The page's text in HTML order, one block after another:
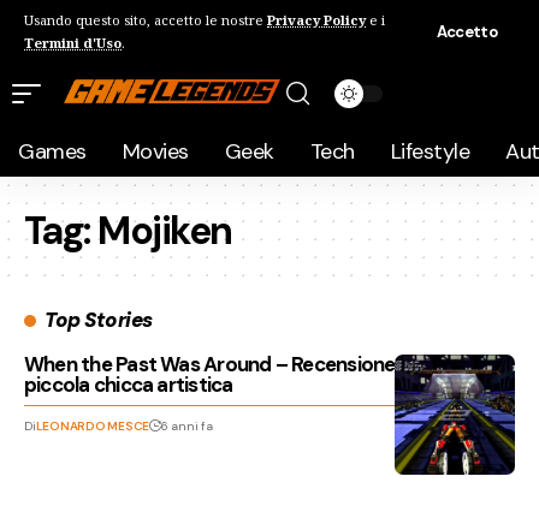
Usando questo sito, accetto le nostre Privacy Policye i
Termini d'Uso.
Accetto
Games Movies Geek Tech Lifestyle
Tag:Mojiken
Top Stories
When the Past Was Around – Recensione di una
piccola chicca artistica
DiLEONARDO MESCE 6 anni fa